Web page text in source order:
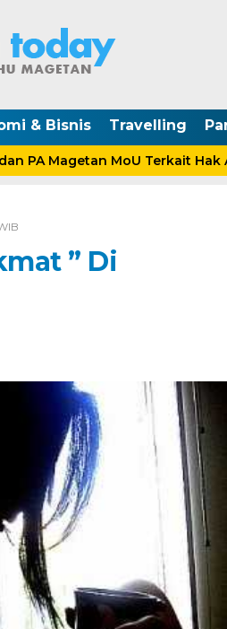
& Bisnis Travelling
PA Magetan MoU Terkait Hak
” Di